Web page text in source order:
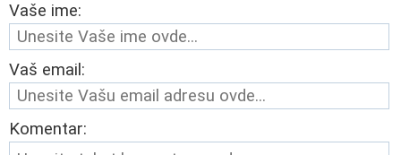
Vaše ime:
Vaš email:
Komentar: